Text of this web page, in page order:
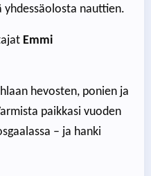
yhdessäolosta nauttien.
Emmi
hevosten, ponien ja
paikkasi vuoden
– ja hanki